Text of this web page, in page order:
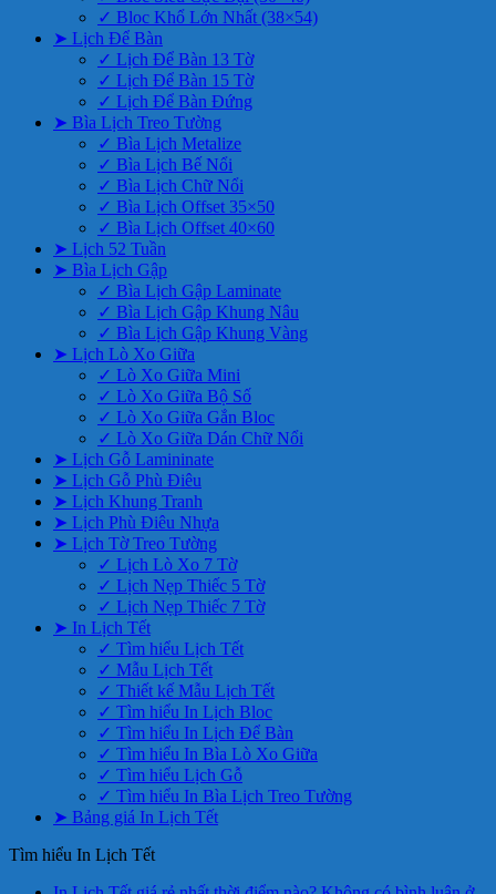
✓ Bloc Khổ Lớn Nhất (38×54)
➤ Lịch Để Bàn
✓ Lịch Để Bàn 13 Tờ
✓ Lịch Để Bàn 15 Tờ
✓ Lịch Để Bàn Đứng
➤ Bìa Lịch Treo Tường
✓ Bìa Lịch Metalize
✓ Bìa Lịch Bế Nổi
✓ Bìa Lịch Chữ Nổi
✓ Bìa Lịch Offset 35×50
✓ Bìa Lịch Offset 40×60
➤ Lịch 52 Tuần
➤ Bìa Lịch Gập
✓ Bìa Lịch Gập Laminate
✓ Bìa Lịch Gập Khung Nâu
✓ Bìa Lịch Gập Khung Vàng
➤ Lịch Lò Xo Giữa
✓ Lò Xo Giữa Mini
✓ Lò Xo Giữa Bộ Số
✓ Lò Xo Giữa Gắn Bloc
✓ Lò Xo Giữa Dán Chữ Nổi
➤ Lịch Gỗ Lamininate
➤ Lịch Gỗ Phù Điêu
➤ Lịch Khung Tranh
➤ Lịch Phù Điêu Nhựa
➤ Lịch Tờ Treo Tường
✓ Lịch Lò Xo 7 Tờ
✓ Lịch Nẹp Thiếc 5 Tờ
✓ Lịch Nẹp Thiếc 7 Tờ
➤ In Lịch Tết
✓ Tìm hiểu Lịch Tết
✓ Mẫu Lịch Tết
✓ Thiết kế Mẫu Lịch Tết
✓ Tìm hiểu In Lịch Bloc
✓ Tìm hiểu In Lịch Để Bàn
✓ Tìm hiểu In Bìa Lò Xo Giữa
✓ Tìm hiểu Lịch Gỗ
✓ Tìm hiểu In Bìa Lịch Treo Tường
➤ Bảng giá In Lịch Tết
Tìm hiểu In Lịch Tết